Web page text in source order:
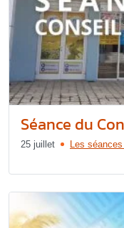
Séance du
25 juillet Les